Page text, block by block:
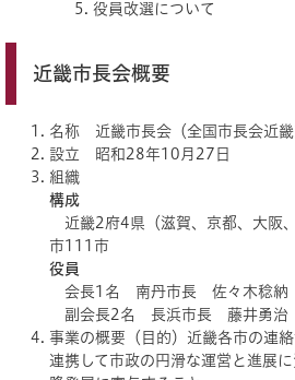
役員改選について
近畿市長会概要
名称 近畿市長会（全国市長会近畿
設立 昭和28年10月27日
組織
構成
近畿2府4県（滋賀、京都、大阪
市111市
役員
会長1名 南丹市長 佐々木稔納
副会長2名 長浜市長 藤井勇治
事業の概要（目的）近畿各市の連
連携して市政の円滑な運営と進展